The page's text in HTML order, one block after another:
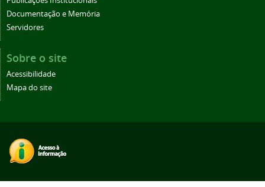
Documentação e Memória
Servidores
Sobre o site
Acessibilidade
Mapa do site